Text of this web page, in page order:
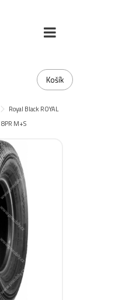
Košík
Royal Black ROYAL
M+S